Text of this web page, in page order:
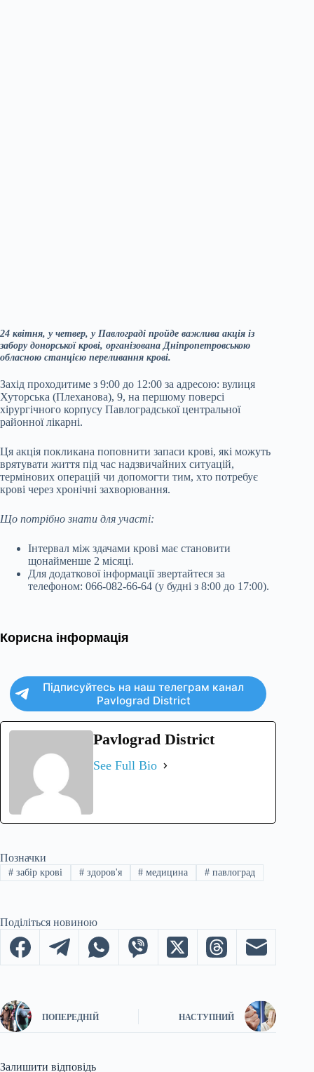
24 квітня, у четвер, у Павлограді пройде важлива акція із
забору донорської крові, організована Дніпропетровською
обласною станцією переливання крові.
Захід проходитиме з 9:00 до 12:00 за адресою: вулиця
Хуторська (Плеханова), 9, на першому поверсі
хірургічного корпусу Павлоградської центральної
районної лікарні.
Ця акція покликана поповнити запаси крові, які можуть
врятувати життя під час надзвичайних ситуацій,
термінових операцій чи допомогти тим, хто потребує
крові через хронічні захворювання.
Що потрібно знати для участі:
Інтервал між здачами крові має становити
щонайменше 2 місяці.
Для додаткової інформації звертайтеся за
телефоном: 066-082-66-64 (у будні з 8:00 до 17:00).
Корисна інформація
Підписуйтесь на наш телеграм канал
Pavlograd District
Pavlograd District
See Full Bio
Позначки
#забір крові #здоров'я # медицина # павлоград
Поділіться новиною
ПОПЕРЕДНІЙ НАСТУПНИЙ
Залишити відповідь